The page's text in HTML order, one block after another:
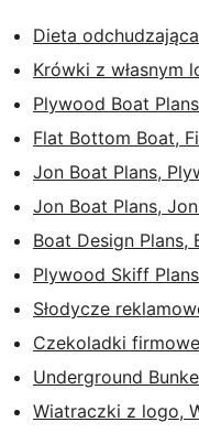
Dieta
Krówki z własnym
Plywood Boat
Flat Bottom Boat,
Jon Boat Plans,
Jon Boat Plans,
Boat Design Plans,
Plywood Skiff
Słodycze
Czekoladki
Underground
Wiatraczki z logo,